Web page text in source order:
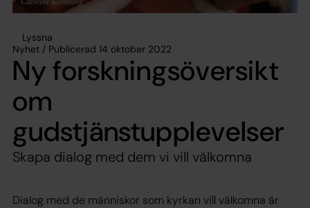
Lyssna
Nyhet / Publicerad 14 oktober 2022
Ny forskningsöversikt
om
gudstjänstupplevelser
Skapa dialog med dem vi vill välkomna
Dialog med de människor som kyrkan vill välkomna är